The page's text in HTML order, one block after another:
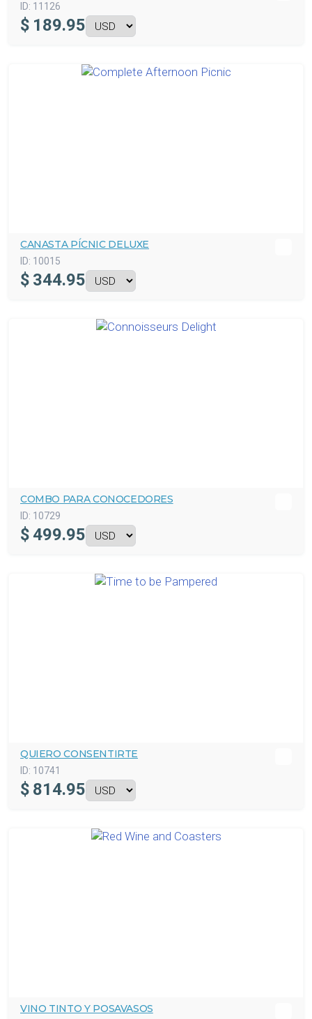
ID: 11126
$ 189.95
CANASTA PÍCNIC DELUXE
ID: 10015
$ 344.95
COMBO PARA CONOCEDORES
ID: 10729
$ 499.95
QUIERO CONSENTIRTE
ID: 10741
$ 814.95
VINO TINTO Y POSAVASOS